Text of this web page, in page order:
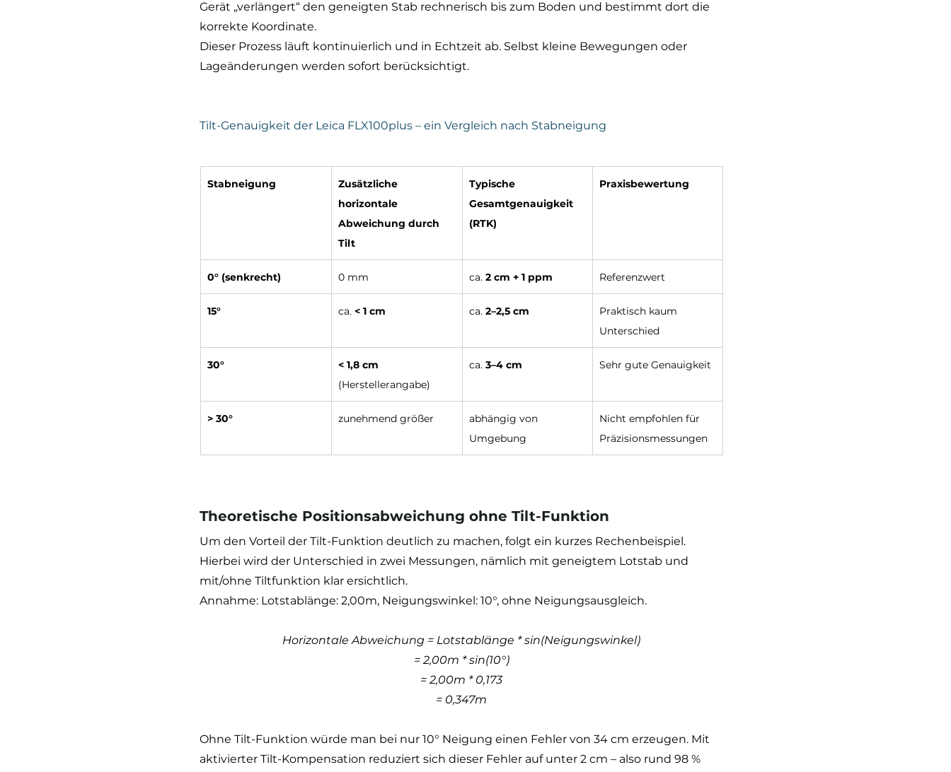
Gerät „verlängert“ den geneigten Stab rechnerisch bis zum Boden und bestimmt dort die
korrekte Koordinate.
Dieser Prozess läuft kontinuierlich und in Echtzeit ab. Selbst kleine Bewegungen oder
Lageänderungen werden sofort berücksichtigt.
Tilt-Genauigkeit der Leica FLX100plus – ein Vergleich nach Stabneigung
Stabneigung
Zusätzliche
horizontale
Abweichung durch
Tilt
Typische
Gesamtgenauigkeit
(RTK)
Praxisbewertung
0° (senkrecht) 0 mm ca. 2 cm + 1 ppm Referenzwert
15° ca. < 1 cm ca. 2–2,5 cm
Praktisch kaum
Unterschied
30°
< 1,8 cm
(Herstellerangabe)
ca. 3–4 cm Sehr gute Genauigkeit
> 30° zunehmend größer
abhängig von
Umgebung
Nicht empfohlen für
Präzisionsmessungen
Theoretische Positionsabweichung ohne Tilt-Funktion
Um den Vorteil der Tilt-Funktion deutlich zu machen, folgt ein kurzes Rechenbeispiel.
Hierbei wird der Unterschied in zwei Messungen, nämlich mit geneigtem Lotstab und
mit/ohne Tiltfunktion klar ersichtlich.
Annahme: Lotstablänge: 2,00m, Neigungswinkel: 10°, ohne Neigungsausgleich.
Horizontale Abweichung = Lotstablänge * sin(Neigungswinkel)
= 2,00m * sin(10°)
= 2,00m * 0,173
= 0,347m
Ohne Tilt-Funktion würde man bei nur 10° Neigung einen Fehler von 34 cm erzeugen. Mit
aktivierter Tilt-Kompensation reduziert sich dieser Fehler auf unter 2 cm – also rund 98 %